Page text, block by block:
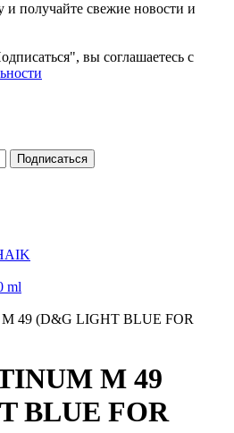
получайте свежие новости и
вы соглашаетесь с
ml
49 (D&G LIGHT BLUE FOR
M 49
BLUE FOR